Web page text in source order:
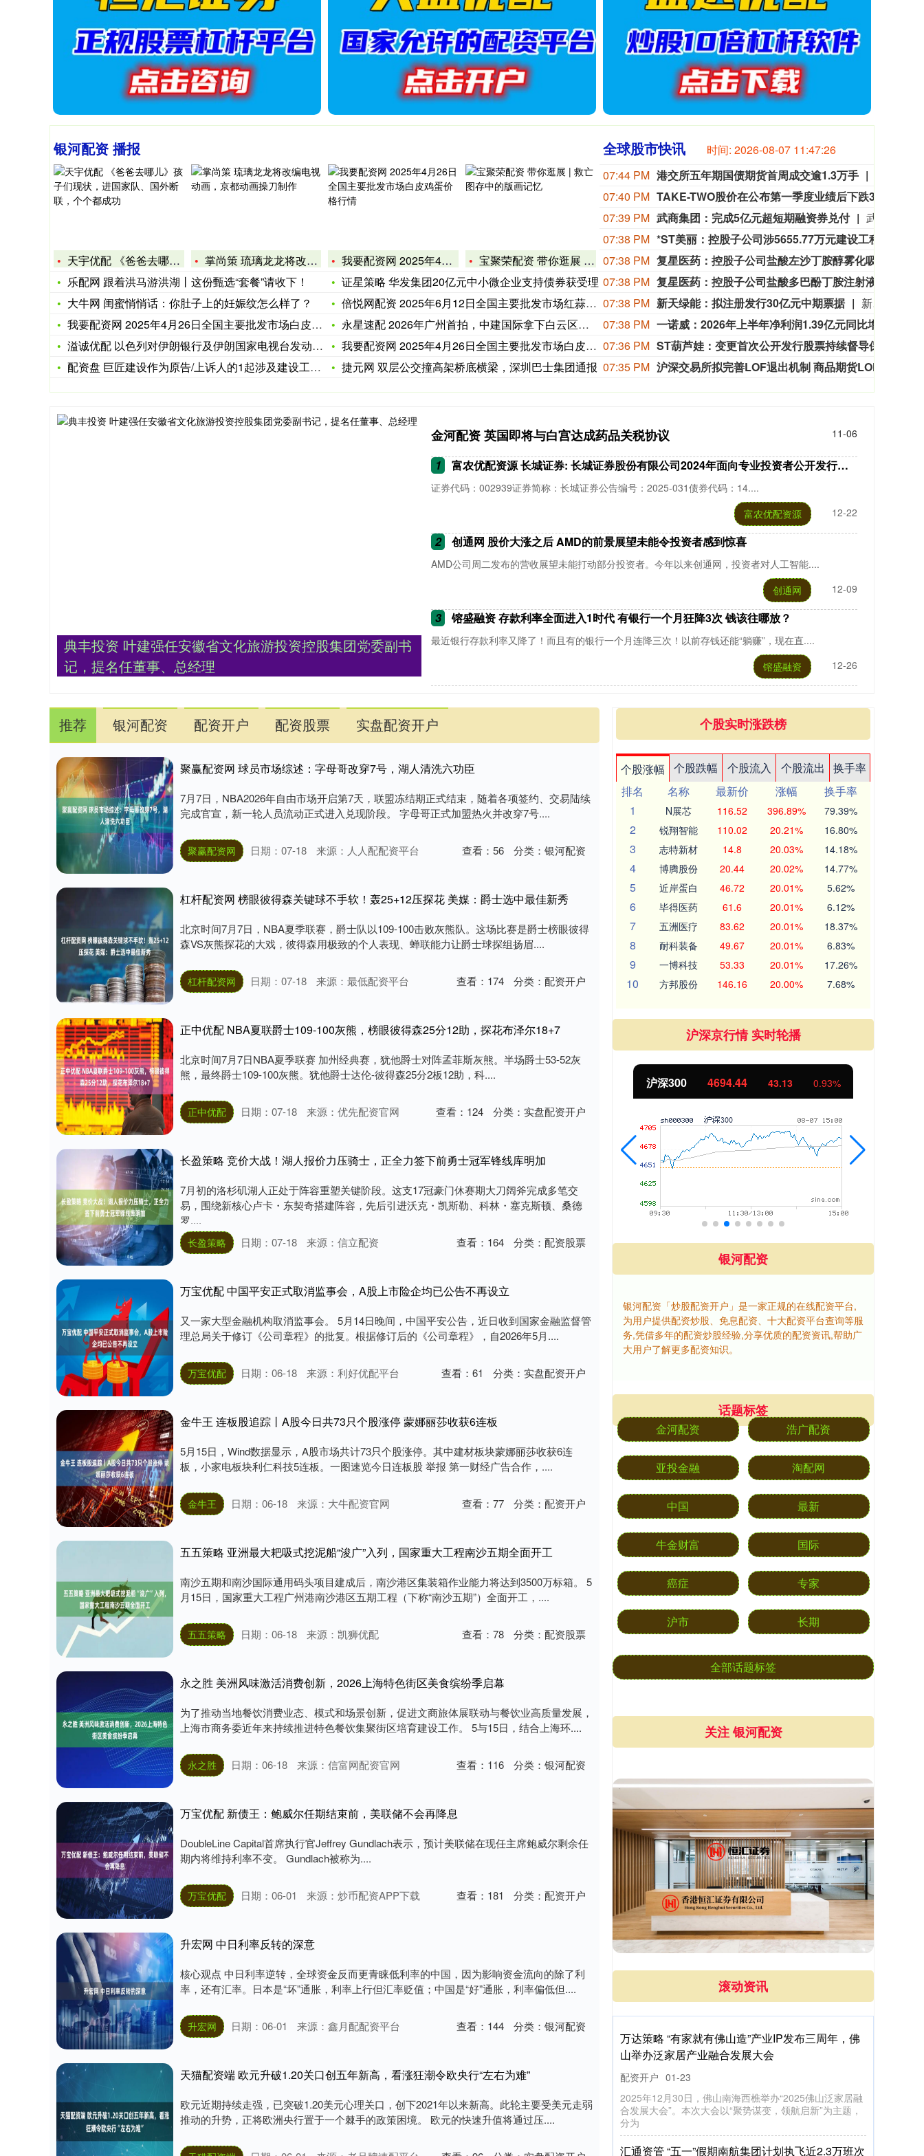
银河配资 播报
天宇优配 《爸爸去哪儿》孩子们现状，进国家队、国外断联，个
掌尚策 琉璃龙龙将改编电视动画，京都动画操刀制作
乐配网 跟着洪马游洪湖丨这份甄选“套餐”请收下！
大牛网 闺蜜悄悄话：你肚子上的妊娠纹怎么样了？
我要配资网 2025年4月26日全国主要批发市场白皮鸡蛋价格
溢诚优配 以色列对伊朗银行及伊朗国家电视台发动网络袭击
配资盘 巨匠建设作为原告/上诉人的1起涉及建设工程施工合同纠
我要配资网 2025年4月26日全国主要批发市场白皮鸡蛋价格
宝聚荣配资 带你逛展 | 救亡图存中的版画记忆
证星策略 华发集团20亿元中小微企业支持债券获受理
倍悦网配资 2025年6月12日全国主要批发市场红蒜6.0公
永星速配 2026年广州首拍，中建国际拿下白云区太和镇安置房
我要配资网 2025年4月26日全国主要批发市场白皮鸡蛋价格
捷元网 双层公交撞高架桥底横梁，深圳巴士集团通报
全球股市快讯 时间: 2026-08-07 11:47:28
07:44 PM 港交所五年期国债期货首周成交逾1.3万手
07:40 PM
07:39 PM 武商集团：完成5亿元超短期融资券兑付
07:38 PM
07:38 PM
07:38 PM
07:38 PM 新天绿能：拟注册发行30亿元中期票据
新天绿能公告称，公司拟申请注册发行总额30亿元的中期票据，期限不超5年，资金用于项目建设支出、偿债、补流等。发行按面值，利率依簿记建档结果确定，发行对象为全国银行间债券市场机构投资者，不设担保。本次注册发行已获董事会通过，报中国银行间市场交易商协会获准注册后方可实施，最终方案以协会注册通知书为准。
07:38 PM
07:36 PM
07:35 PM
典丰投资 叶建强任安徽省文化旅游投资控股集团党委副书
记，提名任董事、总经理
金河配资 英国即将与白宫达成药品关税协议 11-06
1 富农优配资源 长城证券: 长城证券股份有限公司2024年面向专业投资者公开发行公司债券（第一期）（品种二）2025年付息公告
证券代码：002939证券简称：长城证券公告编号：2025-031债券代码：14....
12-22
富农优配资源
2 创通网 股价大涨之后 AMD的前景展望未能令投资者感到惊喜
AMD公司周二发布的营收展望未能打动部分投资者。今年以来创通网，投资者对人工智能....
12-09
创通网
3 镕盛融资 存款利率全面进入1时代 有银行一个月狂降3次 钱该往哪放？
最近银行存款利率又降了！而且有的银行一个月连降三次！以前存钱还能“躺赚”，现在直....
12-26
镕盛融资
推荐 银河配资 配资开户 配资股票 实盘配资开户
聚赢配资网 球员市场综述：字母哥改穿7号，湖人清洗六功臣
7月7日，NBA2026年自由市场开启第7天，联盟冻结期正式结束，随着各项签约、交易陆续
完成官宣，新一轮人员流动正式进入兑现阶段。 字母哥正式加盟热火并改穿7号....
聚赢配资网 日期：07-18 来源：人人配配资平台 查看： 56 分类： 银河配资
杠杆配资网 榜眼彼得森关键球不手软！轰25+12压探花 美媒：爵士选中最佳新秀
北京时间7月7日，NBA夏季联赛，爵士队以109-100击败灰熊队。这场比赛是爵士榜眼彼得
森VS灰熊探花的大戏，彼得森用极致的个人表现、蝉联能力让爵士球探组扬眉....
杠杆配资网 日期：07-18 来源：最低配资平台 查看： 174 分类： 配资开户
正中优配 NBA夏联爵士109-100灰熊，榜眼彼得森25分12助，探花布泽尔18+7
北京时间7月7日NBA夏季联赛 加州经典赛，犹他爵士对阵孟菲斯灰熊。半场爵士53-52灰
熊，最终爵士109-100灰熊。犹他爵士达伦-彼得森25分2板12助，科....
正中优配 日期：07-18 来源：优先配资官网 查看： 124 分类： 实盘配资开户
长盈策略 竞价大战！湖人报价力压骑士，正全力签下前勇士冠军锋线库明加
7月初的洛杉矶湖人正处于阵容重塑关键阶段。这支17冠豪门休赛期大刀阔斧完成多笔交
易，围绕新核心卢卡・东契奇搭建阵容，先后引进沃克・凯斯勒、科林・塞克斯顿、桑德
罗....
长盈策略 日期：07-18 来源：信立配资 查看： 164 分类： 配资股票
万宝优配 中国平安正式取消监事会，A股上市险企均已公告不再设立
又一家大型金融机构取消监事会。 5月14日晚间，中国平安公告，近日收到国家金融监督管
理总局关于修订《公司章程》的批复。根据修订后的《公司章程》，自2026年5月....
万宝优配 日期：06-18 来源：利好优配平台 查看： 61 分类： 实盘配资开户
金牛王 连板股追踪丨A股今日共73只个股涨停 蒙娜丽莎收获6连板
5月15日，Wind数据显示，A股市场共计73只个股涨停。其中建材板块蒙娜丽莎收获6连
板，小家电板块利仁科技5连板。一图速览今日连板股 举报 第一财经广告合作，....
金牛王 日期：06-18 来源：大牛配资官网 查看： 77 分类： 配资开户
五五策略 亚洲最大耙吸式挖泥船“浚广”入列，国家重大工程南沙五期全面开工
南沙五期和南沙国际通用码头项目建成后，南沙港区集装箱作业能力将达到3500万标箱。 5
月15日，国家重大工程广州港南沙港区五期工程（下称“南沙五期”）全面开工，....
五五策略 日期：06-18 来源：凯狮优配 查看： 78 分类： 配资股票
永之胜 美洲风味激活消费创新，2026上海特色街区美食缤纷季启幕
为了推动当地餐饮消费业态、模式和场景创新，促进文商旅体展联动与餐饮业高质量发展，
上海市商务委近年来持续推进特色餐饮集聚街区培育建设工作。 5与15日，结合上海环....
永之胜 日期：06-18 来源：信富网配资官网 查看： 116 分类： 银河配资
万宝优配 新债王：鲍威尔任期结束前，美联储不会再降息
DoubleLine Capital首席执行官Jeffrey Gundlach表示，预计美联储在现任主席鲍威尔剩余任
期内将维持利率不变。 Gundlach被称为....
万宝优配 日期：06-01 来源：炒币配资APP下载 查看： 181 分类： 配资开户
升宏网 中日利率反转的深意
核心观点 中日利率逆转，全球资金反而更青睐低利率的中国，因为影响资金流向的除了利
率，还有汇率。日本是“坏”通胀，利率上行但汇率贬值；中国是“好”通胀，利率偏低但....
升宏网 日期：06-01 来源：鑫月配配资平台 查看： 144 分类： 银河配资
天猫配资端 欧元升破1.20关口创五年新高，看涨狂潮令欧央行“左右为难”
欧元近期持续走强，已突破1.20美元心理关口，创下2021年以来新高。此轮主要受美元走弱
推动的升势，正将欧洲央行置于一个棘手的政策困境。 欧元的快速升值将通过压....
个股实时涨跌榜
个股涨幅 个股跌幅 个股流入 个股流出
换手率
排名
名称 最新价 涨幅
换手率
1
N展芯 116.52 396.89% 79.39%
2 锐翔智能 110.02 20.21% 16.80%
3 志特新材 14.8 20.03% 14.18%
4 博腾股份 20.44 20.02% 14.77%
5 近岸蛋白 46.72 20.01% 5.62%
6 毕得医药 61.6 20.01% 6.12%
7 五洲医疗 83.62 20.01% 18.37%
8 耐科装备 49.67 20.01% 6.83%
9 一博科技 53.33 20.01% 17.26%
10 方邦股份 146.16 20.00% 7.68%
沪深京行情 实时轮播
1.02% 深证成指 14311.01 200.89 1.42% 沪深300 4694.44 北证50 1134.24 11.37 1.01%
银河配资
银河配资「炒股配资开户」是一家正规的在线配资平台,
为用户提供配资炒股、免息配资、十大配资平台查询等服
务,凭借多年的配资炒股经验,分享优质的配资资讯,帮助广
大用户了解更多配资知识。
话题标签
金河配资 浩广配资
亚投金融 淘配网
中国 最新
牛金财富 国际
癌症 专家
关注 银河配资
滚动资讯
百盛证券 2025年4月26日全国主要批发市场生姜价
格行情
实盘配资开户 09-27
市场 最高价 最低价 大宗价 北京京丰岳各庄农副产品批发
市场 14.00 10.00 11.00 北京顺鑫石门国际农产品